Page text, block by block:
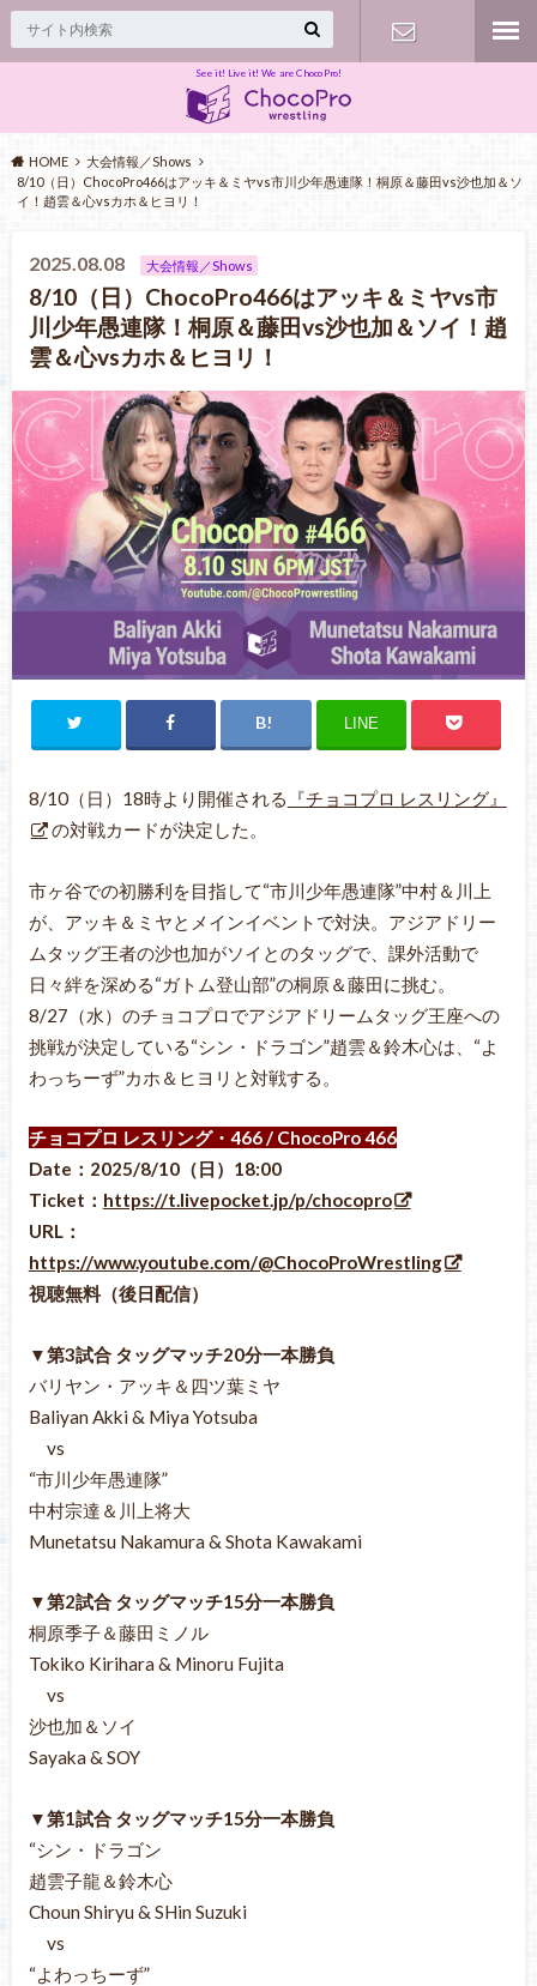
See it! Live it! We are ChocoPro!
HOME
大会情報／Shows
8/10（日）ChocoPro466はアッキ＆ミヤvs市川少年愚連隊！桐原＆藤田vs沙也加＆ソ
イ！趙雲＆心vsカホ＆ヒヨリ！
2025.08.08 大会情報／Shows
8/10（日）ChocoPro466はアッキ＆ミヤvs市
川少年愚連隊！桐原＆藤田vs沙也加＆ソイ！趙
雲＆心vsカホ＆ヒヨリ！
LINE
8/10（日）18時より開催される 『チョコプロ レスリング』
の対戦カードが決定した。
市ヶ谷での初勝利を目指して“市川少年愚連隊”中村＆川上
が、アッキ＆ミヤとメインイベントで対決。アジアドリー
ムタッグ王者の沙也加がソイとのタッグで、課外活動で
日々絆を深める“ガトム登山部”の桐原＆藤田に挑む。
8/27（水）のチョコプロでアジアドリームタッグ王座への
挑戦が決定している“シン・ドラゴン”趙雲＆鈴木心は、“よ
わっちーず”カホ＆ヒヨリと対戦する。
チョコプロ レスリング・466 / ChocoPro 466
Date：2025/8/10（日）18:00
Ticket： https://t.livepocket.jp/p/chocopro
URL：
https://www.youtube.com/@ChocoProWrestling
視聴無料（後日配信）
▼第3試合 タッグマッチ20分一本勝負
バリヤン・アッキ＆四ツ葉ミヤ
Baliyan Akki & Miya Yotsuba
vs
“市川少年愚連隊”
中村宗達＆川上将大
Munetatsu Nakamura & Shota Kawakami
▼第2試合 タッグマッチ15分一本勝負
桐原季子＆藤田ミノル
Tokiko Kirihara & Minoru Fujita
vs
沙也加＆ソイ
Sayaka & SOY
▼第1試合 タッグマッチ15分一本勝負
“シン・ドラゴン
趙雲子龍＆鈴木心
Choun Shiryu & SHin Suzuki
vs
“よわっちーず”